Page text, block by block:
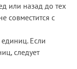
или назад до тех
совместится с
Если
следует